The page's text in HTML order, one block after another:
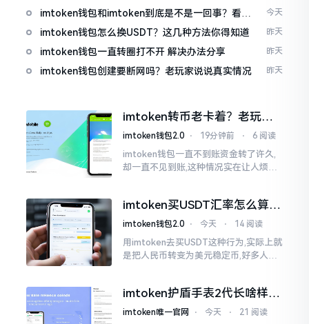
imtoken钱包和imtoken到底是不是一回事？看完
就懂了
今天
imtoken钱包怎么换USDT？这几种方法你得知道 昨天
imtoken钱包一直转圈打不开 解决办法分享 昨天
imtoken钱包创建要断网吗？老玩家说说真实情况 昨天
imtoken转币老卡着？老玩家
教你几招搞定
imtoken钱包2.0 ⋅ 19分钟前 ⋅ 6 阅读
imtoken钱包一直不到账资金转了许久,
却一直不见到账,这种情况实在让人烦躁,
热锅上的蚂蚁,慌乱无措。
imtoken买USDT汇率怎么算？
几点买最划算
imtoken钱包2.0 ⋅ 今天 ⋅ 14 阅读
用imtoken去买USDT这种行为,实际上就
是把人民币转变为美元稳定币,好多人在
低的状况
imtoken护盾手表2代长啥样？
真实上手体验分享
imtoken唯一官网 ⋅ 今天 ⋅ 21 阅读